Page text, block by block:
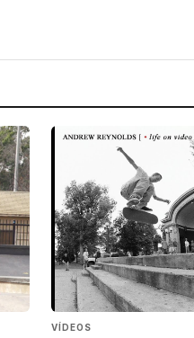
VÍDEOS